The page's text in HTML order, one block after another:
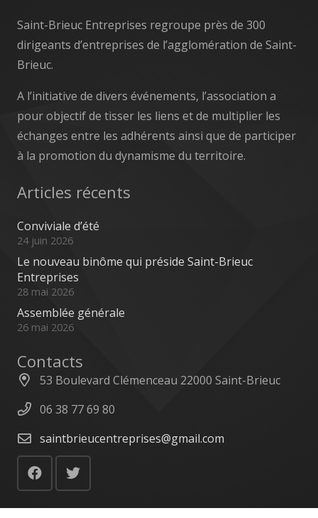
Saint-Brieuc Entreprises regroupe près de 300
dirigeants d’entreprises de l’agglomération de Saint-
Brieuc.
A l’initiative de divers événements, l’association a
pour objectif de tisser les liens et de multiplier les
échanges entre les adhérents ainsi que de participer
à la promotion du dynamisme du territoire.
Articles récents
Conviviale d’été
24 juin 2026
Le nouveau binôme qui préside Saint-Brieuc
Entreprises
28 mai 2026
Assemblée générale
26 mai 2026
Contacts
53 Boulevard Clémenceau 22000 Saint-Brieuc
06 38 77 69 80
saintbrieucentreprises@gmail.com